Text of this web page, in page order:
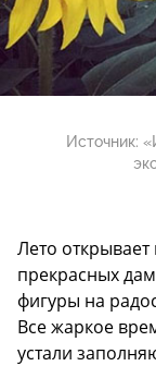
Источник:
Лето
прекрасных
фигуры на
Все жаркое
устали